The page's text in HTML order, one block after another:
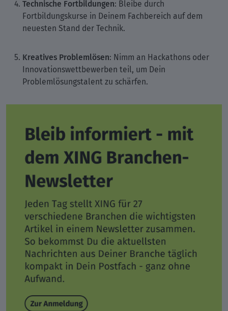
Technische Fortbildungen: Bleibe durch
Fortbildungskurse in Deinem Fachbereich auf dem
neuesten Stand der Technik.
Kreatives Problemlösen: Nimm an Hackathons oder
Innovationswettbewerben teil, um Dein
Problemlösungstalent zu schärfen.